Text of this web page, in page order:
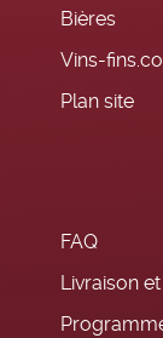
Bières
Vins-
Plan site
FAQ
Livraison